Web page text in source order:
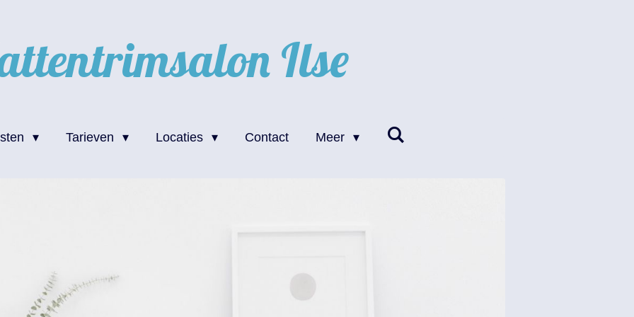
Ilse
Tarieven Locaties Contact Meer